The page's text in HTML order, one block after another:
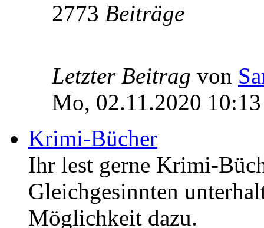
2773 Beiträge
Letzter Beitrag von
Mo, 02.11.2020 10:13
Krimi-Bücher
Ihr lest gerne Krimi-
Gleichgesinnten
Möglichkeit dazu.